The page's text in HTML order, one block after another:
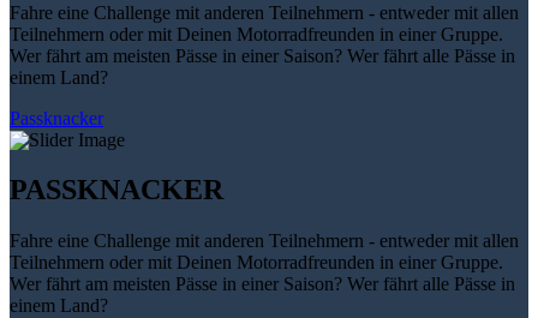
Fahre eine Challenge mit anderen Teilnehmern - entweder mit allen
Teilnehmern oder mit Deinen Motorradfreunden in einer Gruppe.
Wer fährt am meisten Pässe in einer Saison? Wer fährt alle Pässe in
einem Land?
Passknacker
PASSKNACKER
Fahre eine Challenge mit anderen Teilnehmern - entweder mit allen
Teilnehmern oder mit Deinen Motorradfreunden in einer Gruppe.
Wer fährt am meisten Pässe in einer Saison? Wer fährt alle Pässe in
einem Land?